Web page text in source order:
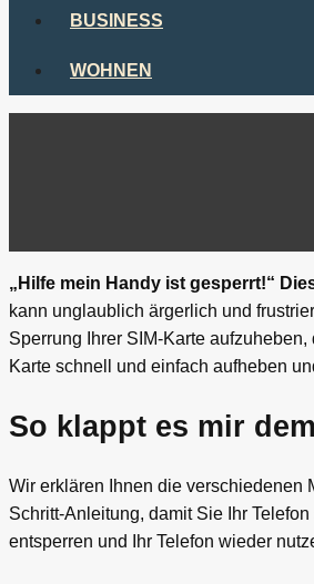
BUSINESS
WOHNEN
„Hilfe mein Handy ist gesperrt!“
kann unglaublich ärgerlich und
Sperrung Ihrer SIM-Karte
Karte schnell und einfach aufheben
So klappt es mir
Wir erklären Ihnen die verschiedenen
Schritt-Anleitung, damit Sie Ihr
entsperren und Ihr Telefon wieder